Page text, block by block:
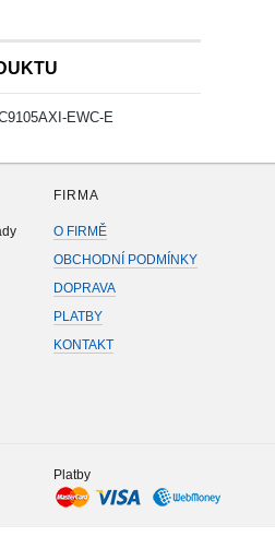
EWC-E
FIRMA
O FIRMĚ
OBCHODNÍ PODMÍNKY
DOPRAVA
PLATBY
KONTAKT
Platby